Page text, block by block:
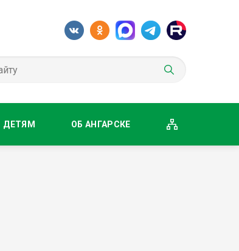
ДЕТЯМ ОБ АНГАРСКЕ